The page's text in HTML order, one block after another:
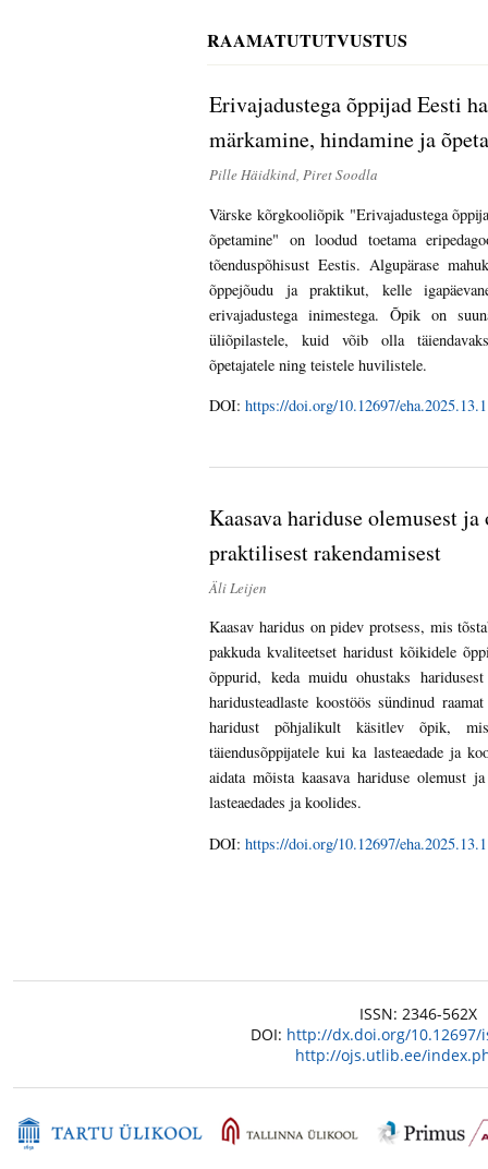
RAAMATUTUTVUSTUS
Erivajadustega õppijad Eesti
märkamine, hindamine ja
Pille Häidkind, Piret Soodla
Värske kõrgkooliõpik "Erivajadustega
õpetamine" on loodud toetama
tõenduspõhisust Eestis. Algupärase
õppejõudu ja praktikut, kelle
erivajadustega inimestega. Õpik on
üliõpilastele, kuid võib olla
õpetajatele ning teistele huvilistele.
DOI:https://doi.org/10.12697/
Kaasava hariduse olemusest
praktilisest rakendamisest
Äli Leijen
Kaasav haridus on pidev protsess, mis
pakkuda kvaliteetset haridust kõikidele
õppurid, keda muidu ohustaks
haridusteadlaste koostöös sündinud
haridust põhjalikult käsitlev õpik,
täiendusõppijatele kui ka lasteaedade ja
aidata mõista kaasava hariduse olemust
lasteaedades ja koolides.
DOI:https://doi.org/10.12697/
ISSN: 2346-562X
DOI: http://dx.doi.org/10.12697/
http://ojs.utlib.ee/